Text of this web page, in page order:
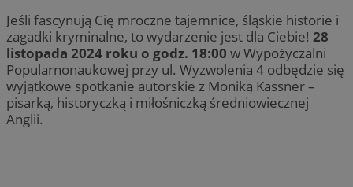
Jeśli fascynują Cię mroczne tajemnice, śląskie historie i
zagadki kryminalne, to wydarzenie jest dla Ciebie! 28
listopada 2024 roku o godz. 18:00 w Wypożyczalni
Popularnonaukowej przy ul. Wyzwolenia 4 odbędzie się
wyjątkowe spotkanie autorskie z Moniką Kassner –
pisarką, historyczką i miłośniczką średniowiecznej
Anglii.